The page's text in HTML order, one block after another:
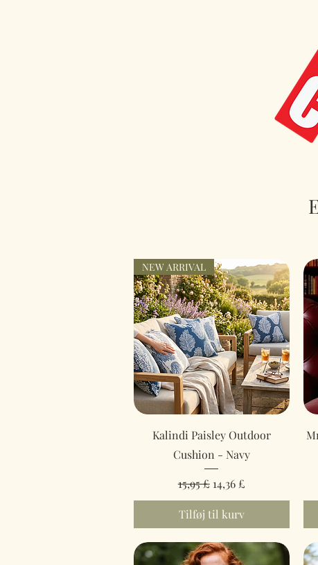
Hurtigvisning
NEW ARRIVAL
Kalindi Paisley Outdoor
Cushion - Navy
Regulær pris
15,95 £ Salgspris
14,36 £
Tilføj til kurv